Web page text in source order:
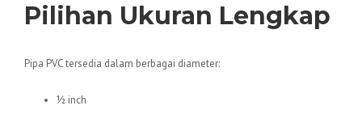
Pilihan Ukuran Lengkap
Pipa PVC tersedia dalam berbagai diameter:
½ inch